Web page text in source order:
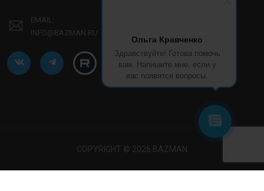
Ольга Кравченко
Здравствуйте! Готова помочь
вам. Напишите мне, если у
вас появятся вопросы.
EMAIL:
INFO@BAZMAN.RU
COPYRIGHT © 2026 BAZMAN